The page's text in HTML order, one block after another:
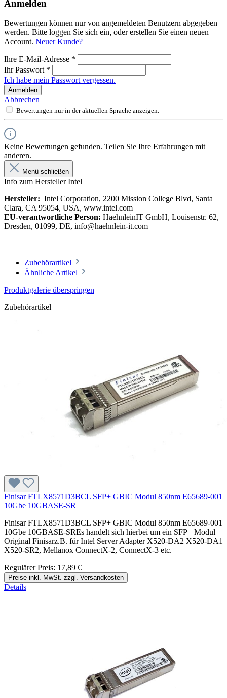
Anmelden
Bewertungen können nur von angemeldeten Benutzern abgegeben
werden. Bitte loggen Sie sich ein, oder erstellen Sie einen neuen
Account. Neuer Kunde?
Ihre E-Mail-Adresse *
Ihr Passwort *
Ich habe mein Passwort vergessen.
Anmelden
Abbrechen
Bewertungen nur in der aktuellen Sprache anzeigen.
Keine Bewertungen gefunden. Teilen Sie Ihre Erfahrungen mit
anderen.
Menü schließen
Info zum Hersteller Intel
Hersteller: Intel Corporation, 2200 Mission College Blvd, Santa
Clara, CA 95054, USA, www.intel.com
EU-verantwortliche Person: HaehnleinIT GmbH, Louisenstr. 62,
Dresden, 01099, DE, info@haehnlein-it.com
Zubehörartikel
Ähnliche Artikel
Produktgalerie überspringen
Zubehörartikel
Finisar FTLX8571D3BCL SFP+ GBIC Modul 850nm E65689-001
10Gbe 10GBASE-SR
Finisar FTLX8571D3BCL SFP+ GBIC Modul 850nm E65689-001
10Gbe 10GBASE-SREs handelt sich hierbei um ein SFP+ Modul
Original Finisarz.B. für Intel Server Adapter X520-DA2 X520-DA1
X520-SR2, Mellanox ConnectX-2, ConnectX-3 etc.
Regulärer Preis: 17,89 €
Preise inkl. MwSt. zzgl. Versandkosten
Details